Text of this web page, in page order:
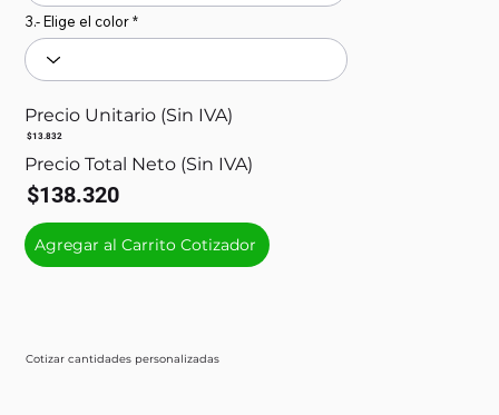
Cotizar cantidades personalizadas
3.- Elige el color
Precio Unitario (Sin IVA)
$13.832
Precio Total Neto (Sin IVA)
$138.320
Agregar al Carrito Cotizador